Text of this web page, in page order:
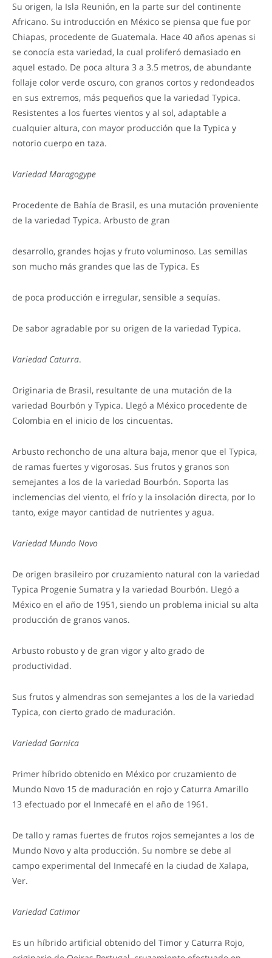
Su origen, la Isla Reunión, en la parte sur del continente
Africano. Su introducción en México se piensa que fue por
Chiapas, procedente de Guatemala. Hace 40 años apenas si
se conocía esta variedad, la cual proliferó demasiado en
aquel estado. De poca altura 3 a 3.5 metros, de abundante
follaje color verde oscuro, con granos cortos y redondeados
en sus extremos, más pequeños que la variedad Typica.
Resistentes a los fuertes vientos y al sol, adaptable a
cualquier altura, con mayor producción que la Typica y
notorio cuerpo en taza.
Variedad Maragogype
Procedente de Bahía de Brasil, es una mutación proveniente
de la variedad Typica. Arbusto de gran
desarrollo, grandes hojas y fruto voluminoso. Las semillas
son mucho más grandes que las de Typica. Es
de poca producción e irregular, sensible a sequías.
De sabor agradable por su origen de la variedad Typica.
Variedad Caturra.
Originaria de Brasil, resultante de una mutación de la
variedad Bourbón y Typica. Llegó a México procedente de
Colombia en el inicio de los cincuentas.
Arbusto rechoncho de una altura baja, menor que el Typica,
de ramas fuertes y vigorosas. Sus frutos y granos son
semejantes a los de la variedad Bourbón. Soporta las
inclemencias del viento, el frío y la insolación directa, por lo
tanto, exige mayor cantidad de nutrientes y agua.
Variedad Mundo Novo
De origen brasileiro por cruzamiento natural con la variedad
Typica Progenie Sumatra y la variedad Bourbón. Llegó a
México en el año de 1951, siendo un problema inicial su alta
producción de granos vanos.
Arbusto robusto y de gran vigor y alto grado de
productividad.
Sus frutos y almendras son semejantes a los de la variedad
Typica, con cierto grado de maduración.
Variedad Garnica
Primer híbrido obtenido en México por cruzamiento de
Mundo Novo 15 de maduración en rojo y Caturra Amarillo
13 efectuado por el Inmecafé en el año de 1961.
De tallo y ramas fuertes de frutos rojos semejantes a los de
Mundo Novo y alta producción. Su nombre se debe al
campo experimental del Inmecafé en la ciudad de Xalapa,
Ver.
Variedad Catimor
Es un híbrido artificial obtenido del Timor y Caturra Rojo,